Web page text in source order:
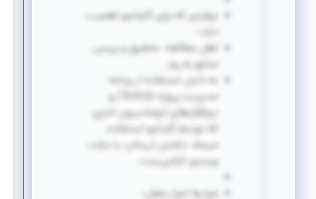
مواردی که برای کاچاجو اهمیت
دارد:
اهل مطالعه، تحقیق و بررسی
منابع به روز
به دلیل استفاده از برنامه
مدیریت پروژه ClickUp و
نرم‌افزارهای اتوماسیون اداری
که توسط کاپاجو استفاده
میشه، داشتن لپ‌تاپ یا تبلت
ویندوز الزامی‌ست.
شرایط احراز شغل: